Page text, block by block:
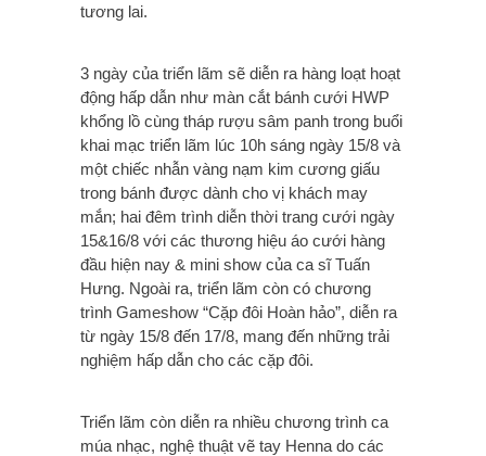
tương lai.
3 ngày của triển lãm sẽ diễn ra hàng loạt hoạt
động hấp dẫn như màn cắt bánh cưới HWP
khổng lồ cùng tháp rượu sâm panh trong buổi
khai mạc triển lãm lúc 10h sáng ngày 15/8 và
một chiếc nhẫn vàng nạm kim cương giấu
trong bánh được dành cho vị khách may
mắn; hai đêm trình diễn thời trang cưới ngày
15&16/8 với các thương hiệu áo cưới hàng
đầu hiện nay & mini show của ca sĩ Tuấn
Hưng. Ngoài ra, triển lãm còn có chương
trình Gameshow “Cặp đôi Hoàn hảo”, diễn ra
từ ngày 15/8 đến 17/8, mang đến những trải
nghiệm hấp dẫn cho các cặp đôi.
Triển lãm còn diễn ra nhiều chương trình ca
múa nhạc, nghệ thuật vẽ tay Henna do các